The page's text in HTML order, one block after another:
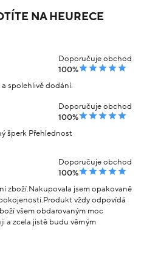
NA HEURECE
Doporučuje obchod
100%
spolehlivě dodání.
Doporučuje obchod
100%
šperk Přehlednost
Doporučuje obchod
100%
zboží.Nakupovala jsem opakovaně
vždy odpovídá
všem obdarovaným moc
a zcela jistě budu věrným